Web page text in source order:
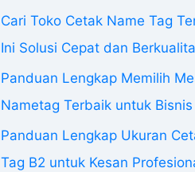
Cari Toko Cetak Name Tag
Ini Solusi Cepat dan
Panduan Lengkap Memilih
Nametag Terbaik untuk
Panduan Lengkap Ukuran
Tag B2 untuk Kesan